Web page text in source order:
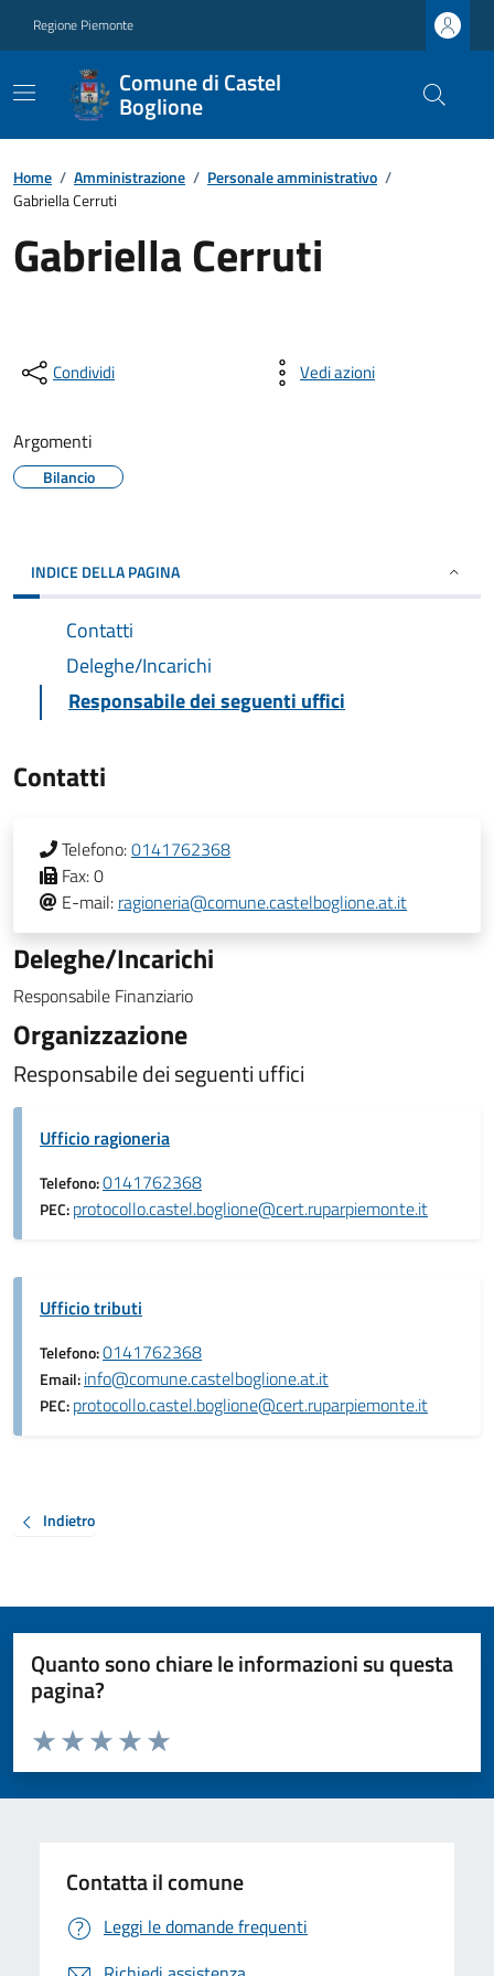
Regione Piemonte
Comune di Castel
Boglione
Home / Amministrazione / Personale amministrativo /
Gabriella Cerruti
Gabriella Cerruti
Condividi Vedi azioni
Argomenti
Bilancio
INDICE DELLA PAGINA
Contatti
Deleghe/Incarichi
Responsabile dei seguenti uffici
Contatti
Telefono:0141762368
Fax:0
E-mail: ragioneria@comune.castelboglione.at.it
Deleghe/Incarichi
Responsabile Finanziario
Organizzazione
Responsabile dei seguenti uffici
Ufficio ragioneria
Telefono:0141762368
PEC:protocollo.castel.boglione@cert.ruparpiemonte.it
Ufficio tributi
Telefono:0141762368
Email:info@comune.castelboglione.at.it
PEC:protocollo.castel.boglione@cert.ruparpiemonte.it
Indietro
Quanto sono chiare le informazioni su questa
pagina?
Valuta da 1 a 5 stelle la pagina
Valuta 5 stelle su 5
Valuta 4 stelle su 5
Valuta 3 stelle su 5
Valuta 2 stelle su 5
Valuta 1 stelle su 5
Contatta il comune
Leggi le domande frequenti